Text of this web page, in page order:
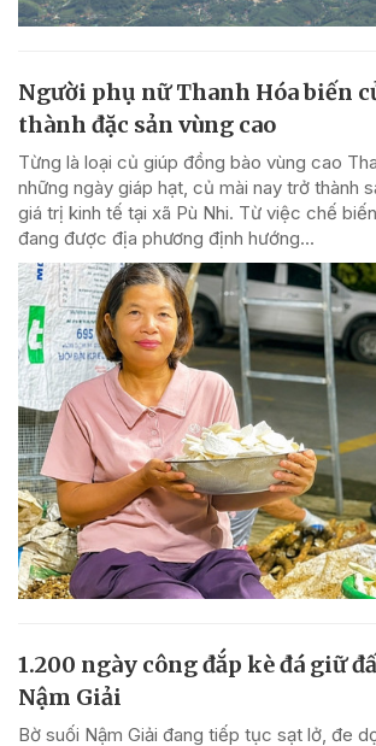
Người phụ nữ Thanh Hóa biến
thành đặc sản vùng cao
Từng là loại củ giúp đồng bào vùng cao
những ngày giáp hạt, củ mài nay trở thành
giá trị kinh tế tại xã Pù Nhi. Từ việc chế
đang được địa phương định hướng...
1.200 ngày công đắp kè đá giữ
Nậm Giải
Bờ suối Nậm Giải đang tiếp tục sạt lở, đe